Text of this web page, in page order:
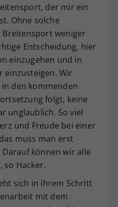
der mir ein
Ohne solche
weniger
Entscheidung, hier
einzugehen und in
einzusteigen. Wir
den kommenden
folgt, keine
unglaublich. So viel
und Freude bei einer
muss man erst
können wir alle
so Hacker.
sich in ihrem Schritt
mit dem